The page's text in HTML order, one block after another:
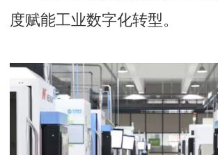
度赋能工业数字化转型。